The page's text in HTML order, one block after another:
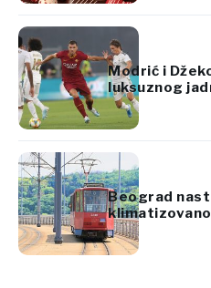
Modrić i
luksuznog
vrijedan 920
Beograd